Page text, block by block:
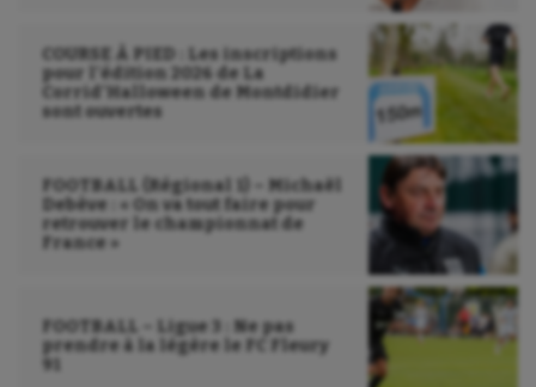
Water-polo
COURSE À PIED : Les inscriptions
pour l’édition 2026 de La
Corrid’Halloween de Montdidier
sont ouvertes
FOOTBALL (Régional 1) – Michaël
Debève : « On va tout faire pour
retrouver le championnat de
France »
FOOTBALL – Ligue 3 : Ne pas
prendre à la légère le FC Fleury
91